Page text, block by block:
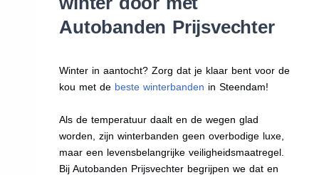
Autobanden Prijsvechter
Winter in aantocht? Zorg dat je klaar bent voor de
kou met de beste winterbanden in Steendam!
Als de temperatuur daalt en de wegen glad
worden, zijn winterbanden geen overbodige luxe,
maar een levensbelangrijke veiligheidsmaatregel.
Bij Autobanden Prijsvechter begrijpen we dat en